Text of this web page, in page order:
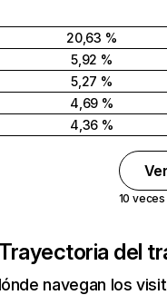
20,63 %
5,92 %
5,27 %
4,69 %
4,36 %
10 veces
Trayectoria del
navegan los